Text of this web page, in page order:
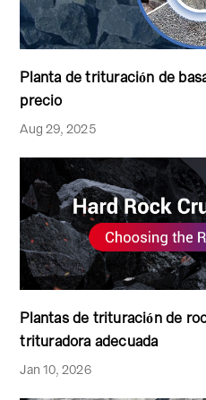
Planta de trituración de
precio
Aug 29, 2025
Plantas de trituración de
trituradora adecuada
Jan 10, 2026